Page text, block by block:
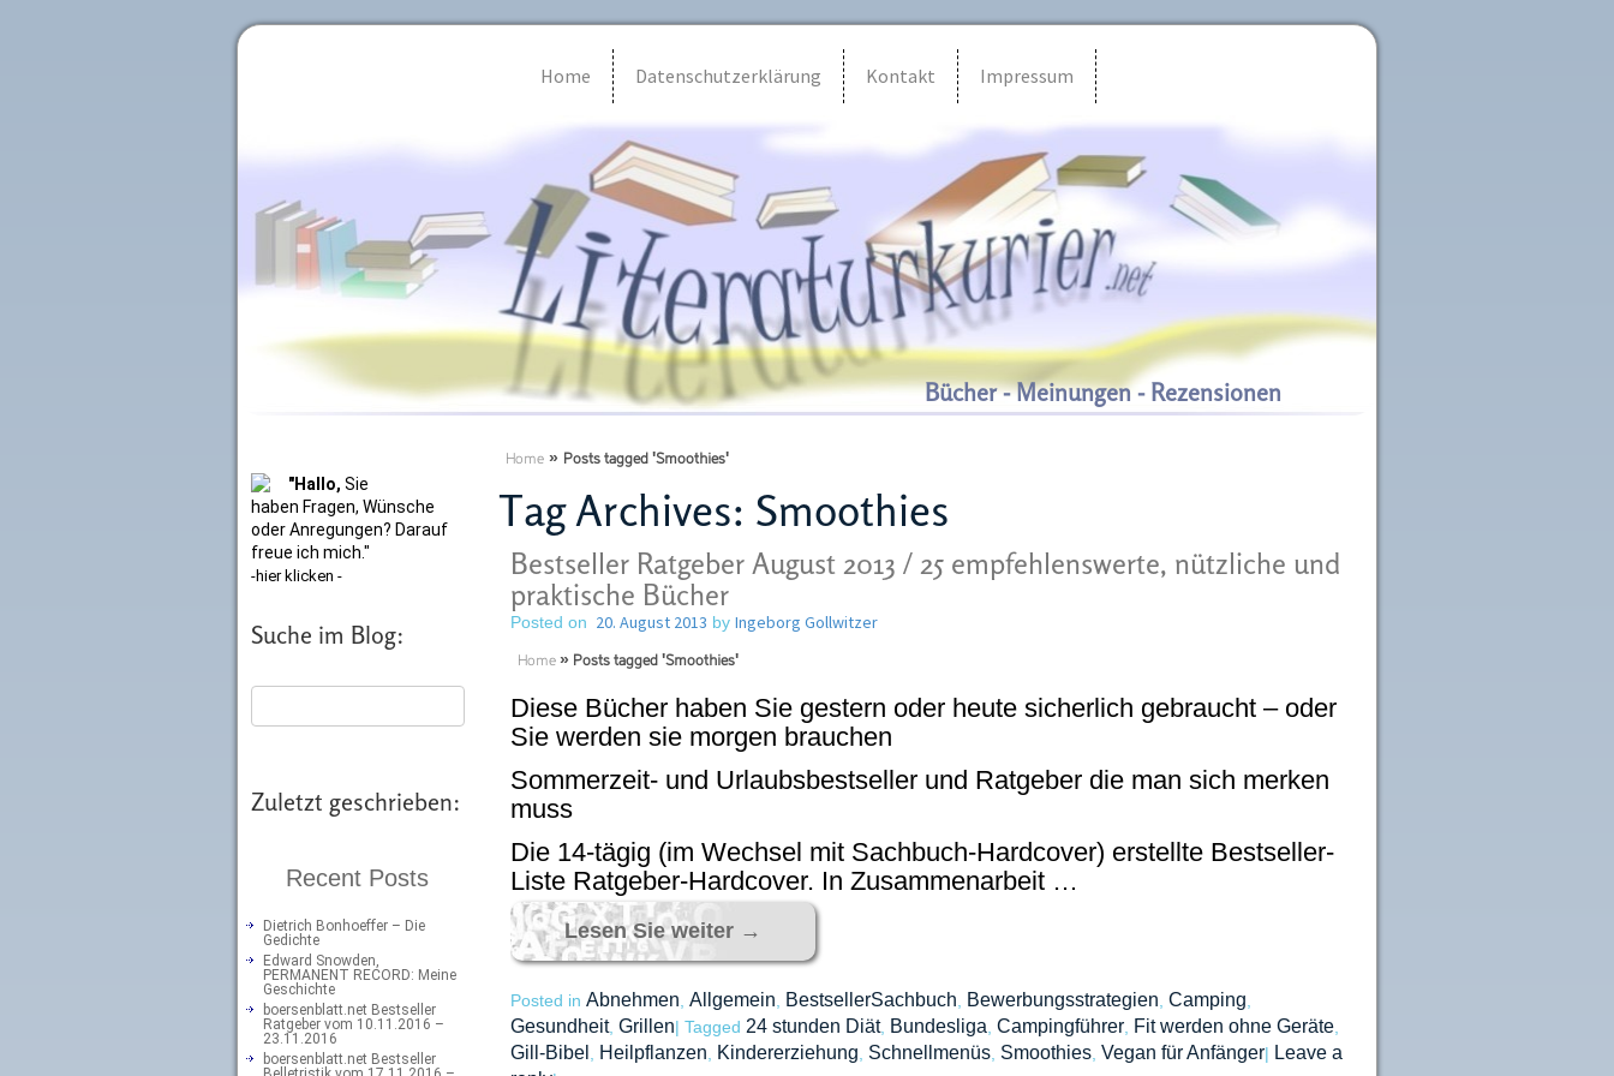
Home Datenschutzerklärung Kontakt Impressum
Bücher - Meinungen - Rezensionen
"Hallo, Sie
haben Fragen, Wünsche
oder Anregungen? Darauf
freue ich mich."
-hier klicken -
Suche im Blog:
Zuletzt geschrieben:
Recent Posts
Dietrich Bonhoeffer – Die
Gedichte
Edward Snowden,
PERMANENT RECORD: Meine
Geschichte
boersenblatt.net Bestseller
Ratgeber vom 10.11.2016 –
23.11.2016
boersenblatt.net Bestseller
Home » Posts tagged 'Smoothies'
Tag Archives: Smoothies
Bestseller Ratgeber August 2013 / 25 empfehlenswerte, nützliche und
praktische Bücher
Posted on 20. August 2013 by Ingeborg Gollwitzer
Home » Posts tagged 'Smoothies'
Diese Bücher haben Sie gestern oder heute sicherlich gebraucht – oder
Sie werden sie morgen brauchen
Sommerzeit- und Urlaubsbestseller und Ratgeber die man sich merken
muss
Die 14-tägig (im Wechsel mit Sachbuch-Hardcover) erstellte Bestseller-
Liste Ratgeber-Hardcover. In Zusammenarbeit …
Lesen Sie weiter →
Posted in Abnehmen Allgemein BestsellerSachbuch Bewerbungsstrategien Camping
Gesundheit, Grillen| Tagged 24 stunden Diät, Bundesliga Campingführer, Fit werden ohne Geräte,
Gill-Bibel Heilpflanzen Kindererziehung Schnellmenüs, Smoothies, Vegan für Anfänger| Leave a